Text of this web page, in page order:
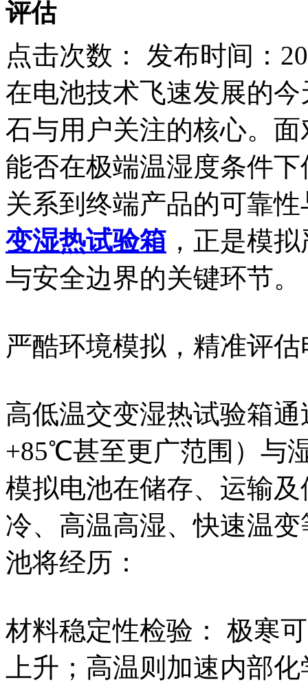
评估
点击次数：
发布时间：
在电池技术飞速发展的
石与用户关注的核心。
能否在极端温湿度条件
关系到终端产品的可靠
变湿热试验箱 ，正是模
与安全边界的关键环节。
严酷环境模拟，精准评
高低温交变湿热试验箱
+85℃甚至更广范围）与
模拟电池在储存、运输
冷、高温高湿、快速温
池将经历：
材料稳定性检验： 极寒
上升；高温则加速内部